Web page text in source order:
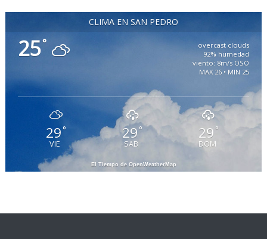
CLIMA EN SAN PEDRO
25°
overcast clouds
92% humedad
viento: 8m/s OSO
MAX 26 • MIN 25
29°
VIE
29 °
SAB
29 °
DOM
El Tiempo de OpenWeatherMap